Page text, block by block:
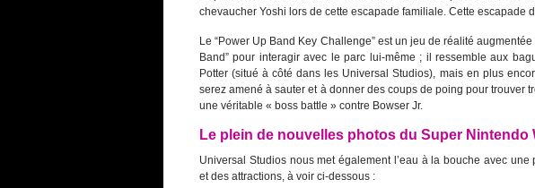
chevaucher Yoshi lors de cette escapade familiale. Cette escapade
Le “Power Up Band Key Challenge” est un jeu de réalité
Band” pour interagir avec le parc lui-même ; il ressemble aux
Potter (situé à côté dans les Universal Studios), mais en plus
serez amené à sauter et à donner des coups de poing pour trouver
une véritable « boss battle » contre Bowser Jr.
Le plein de nouvelles photos du Super Nintendo
Universal Studios nous met également l’eau à la bouche avec
et des attractions, à voir ci-dessous :